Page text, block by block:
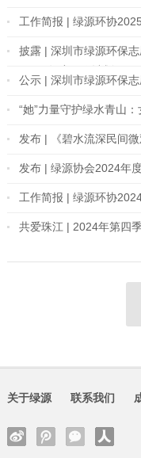
工作简报 | 绿源环协
披露 | 深圳市绿源环保
公示 | 深圳市绿源环保
“她”力量守护绿水青山
发布 | 《碧水流深民间微
发布 | 绿源协会2024年
工作简报 | 绿源环协
共爱珠江 | 2024年第四
关于绿源 联系我们